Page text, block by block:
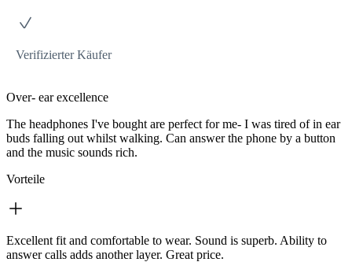
Verifizierter Käufer
Over- ear excellence
The headphones I've bought are perfect for me- I was tired of in ear
buds falling out whilst walking. Can answer the phone by a button
and the music sounds rich.
Vorteile
Excellent fit and comfortable to wear. Sound is superb. Ability to
answer calls adds another layer. Great price.